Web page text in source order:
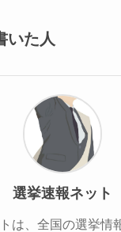
いた人
選挙速報ネット
は、全国の選挙情